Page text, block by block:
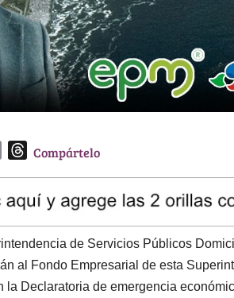
l
T
e
a
d
s
Compártelo
de Servicios Públicos
al Fondo Empresarial de esta
la Declaratoria de emergencia